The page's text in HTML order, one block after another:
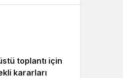
toplantı için
kararları